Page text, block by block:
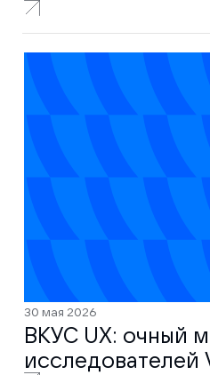
30 мая 2026
ВКУС UX: очный
исследователей